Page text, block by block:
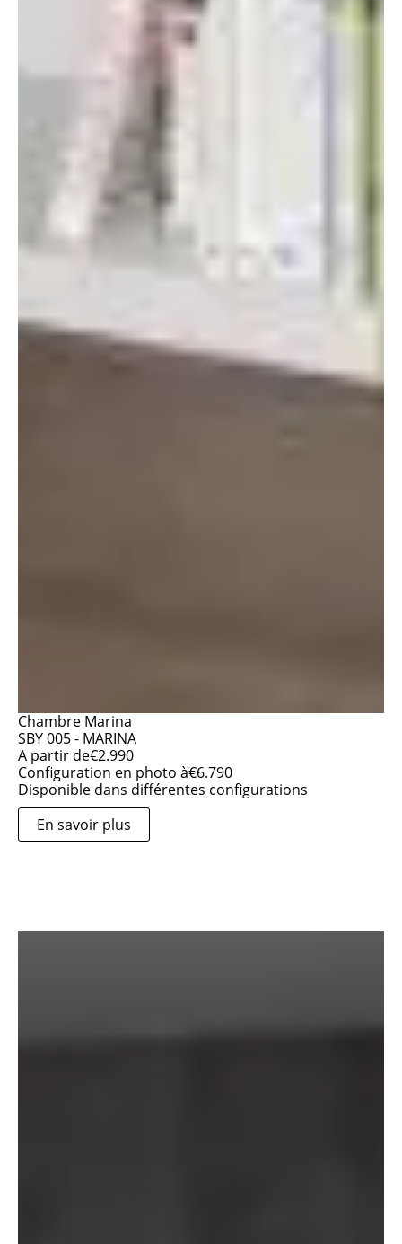
Chambre Marina
SBY 005 - MARINA
A partir de€2.990
Configuration en photo à€6.790
Disponible dans différentes configurations
En savoir plus